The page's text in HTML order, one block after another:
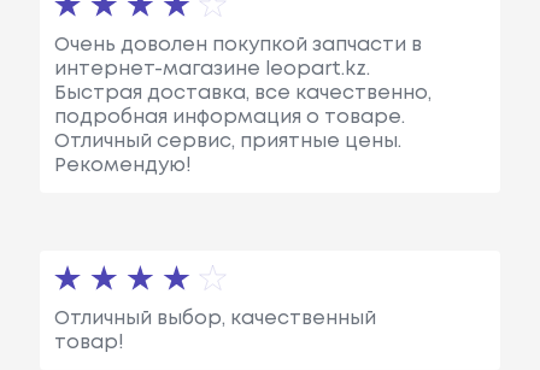
Очень доволен покупкой запчасти в
интернет-магазине leopart.kz.
Быстрая доставка, все качественно,
подробная информация о товаре.
Отличный сервис, приятные цены.
Рекомендую!
Отличный выбор, качественный
товар!